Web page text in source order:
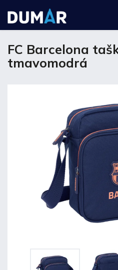
FC Barcelona
tmavomodrá